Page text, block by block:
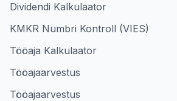
Dividendi Kalkulaator
KMKR Numbri Kontroll (VIES)
Tööaja Kalkulaator
Tööajaarvestus
Tööajaarvestus